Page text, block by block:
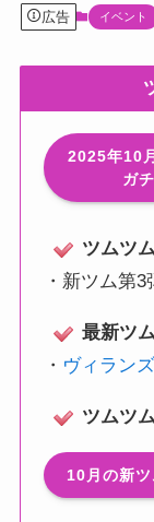
広告 イベント
2025年10
ガ
ツムツ
・ 新ツム第3
最新ツ
・ ヴィラン
ツムツ
10月の新